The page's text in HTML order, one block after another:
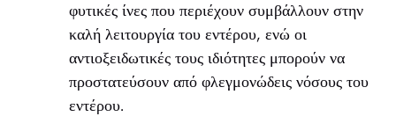
φυτικές ίνες που περιέχουν συμβάλλουν στην
καλή λειτουργία του εντέρου, ενώ οι
αντιοξειδωτικές τους ιδιότητες μπορούν να
προστατεύσουν από φλεγμονώδεις νόσους του
εντέρου.